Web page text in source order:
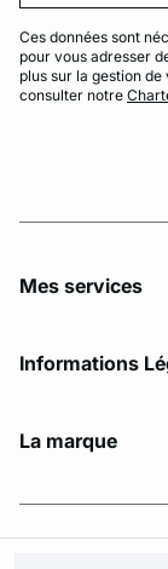
Ces données sont
pour vous adresser
plus sur la gestion
consulter notre
Mes services
Informations
La marque